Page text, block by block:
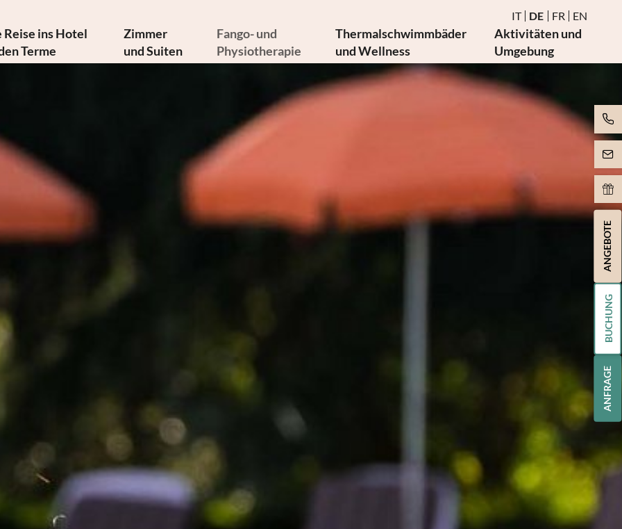
ANFRAGE
BUCHUNG
ANGEBOTE
IT DE FR EN
Reise ins Hotel
Terme
Newsletter
Sie uns
Zimmer
und Suiten
Geschenkgutscheine
Fango- und
Physiotherapie
Fangotherapie
Thermaltherapien
Medizinische Therapien
Therapieanfrage
Thermalschwimmbäder
und Wellness
Wasser und Thermalschwimmbäder
Aktivitäten und
Umgebung
Gesundheitsseminare
Veranstaltungen
Golf und Radfahren